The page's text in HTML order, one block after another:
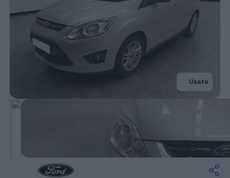
Marchi
Fiat
Dacia
Renault
Usato